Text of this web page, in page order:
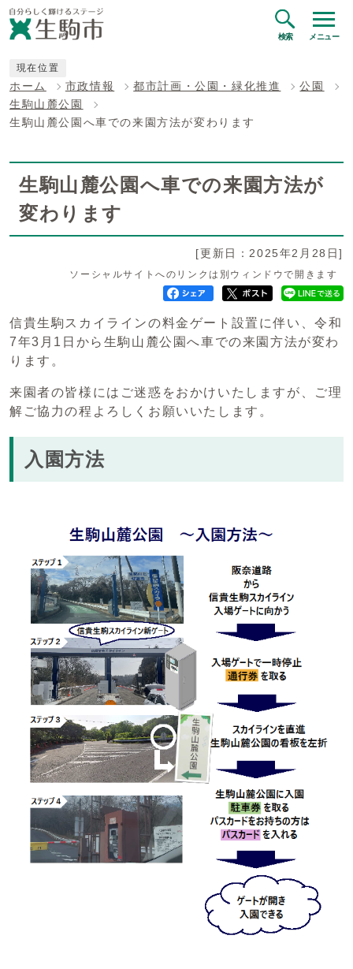
検索 メニュー
現在位置
ホーム 市政情報 都市計画・公園・緑化推進
公園
生駒山麓公園
生駒山麓公園へ車での来園方法が変わります
生駒山麓公園へ車での来園方法が
変わります
[更新日：2025年2月28日]
ソーシャルサイトへのリンクは別ウィンドウで開きます
信貴生駒スカイラインの料金ゲート設置に伴い、令和
7年3月1日から生駒山麓公園へ車での来園方法が変わ
ります。
来園者の皆様にはご迷惑をおかけいたしますが、ご理
解ご協力の程よろしくお願いいたします。
入園方法